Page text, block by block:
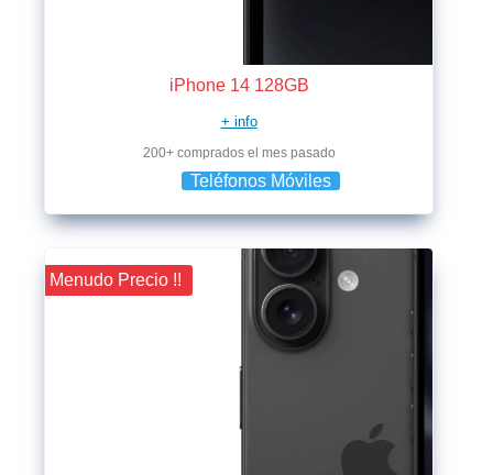
iPhone 14 128GB
+ info
200+ comprados el mes pasado
Teléfonos Móviles
¡¡ Menudo Precio !!